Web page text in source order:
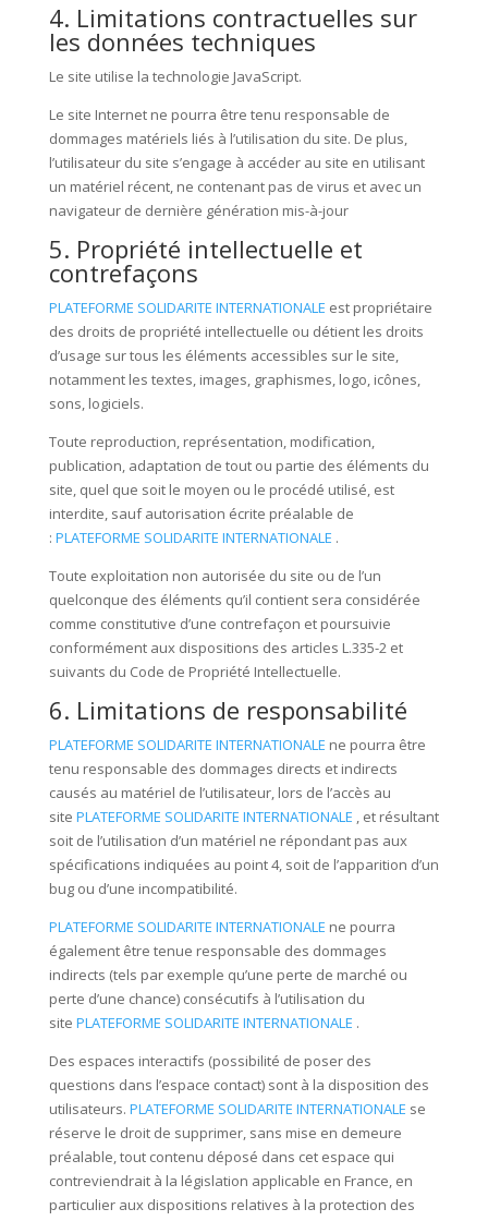
4. Limitations contractuelles sur
les données techniques
Le site utilise la technologie JavaScript.
Le site Internet ne pourra être tenu responsable de
dommages matériels liés à l’utilisation du site. De plus,
l’utilisateur du site s’engage à accéder au site en utilisant
un matériel récent, ne contenant pas de virus et avec un
navigateur de dernière génération mis-à-jour
5. Propriété intellectuelle et
contrefaçons
PLATEFORME SOLIDARITE INTERNATIONALE est propriétaire
des droits de propriété intellectuelle ou détient les droits
d’usage sur tous les éléments accessibles sur le site,
notamment les textes, images, graphismes, logo, icônes,
sons, logiciels.
Toute reproduction, représentation, modification,
publication, adaptation de tout ou partie des éléments du
site, quel que soit le moyen ou le procédé utilisé, est
interdite, sauf autorisation écrite préalable de
: PLATEFORME SOLIDARITE INTERNATIONALE .
Toute exploitation non autorisée du site ou de l’un
quelconque des éléments qu’il contient sera considérée
comme constitutive d’une contrefaçon et poursuivie
conformément aux dispositions des articles L.335-2 et
suivants du Code de Propriété Intellectuelle.
6. Limitations de responsabilité
PLATEFORME SOLIDARITE INTERNATIONALE ne pourra être
tenu responsable des dommages directs et indirects
causés au matériel de l’utilisateur, lors de l’accès au
site PLATEFORME SOLIDARITE INTERNATIONALE , et résultant
soit de l’utilisation d’un matériel ne répondant pas aux
spécifications indiquées au point 4, soit de l’apparition d’un
bug ou d’une incompatibilité.
PLATEFORME SOLIDARITE INTERNATIONALE ne pourra
également être tenue responsable des dommages
indirects (tels par exemple qu’une perte de marché ou
perte d’une chance) consécutifs à l’utilisation du
site PLATEFORME SOLIDARITE INTERNATIONALE .
Des espaces interactifs (possibilité de poser des
questions dans l’espace contact) sont à la disposition des
utilisateurs. PLATEFORME SOLIDARITE INTERNATIONALE se
réserve le droit de supprimer, sans mise en demeure
préalable, tout contenu déposé dans cet espace qui
contreviendrait à la législation applicable en France, en
particulier aux dispositions relatives à la protection des